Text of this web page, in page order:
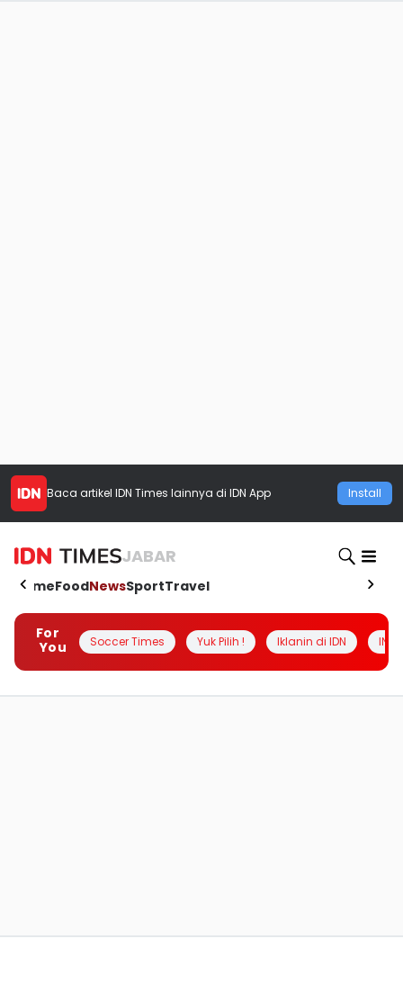
Baca artikel IDN Times lainnya di IDN App Install
JABAR
HomeFoodNewsSportTravel
For
You
Soccer Times Yuk Pilih ! Iklanin di IDN